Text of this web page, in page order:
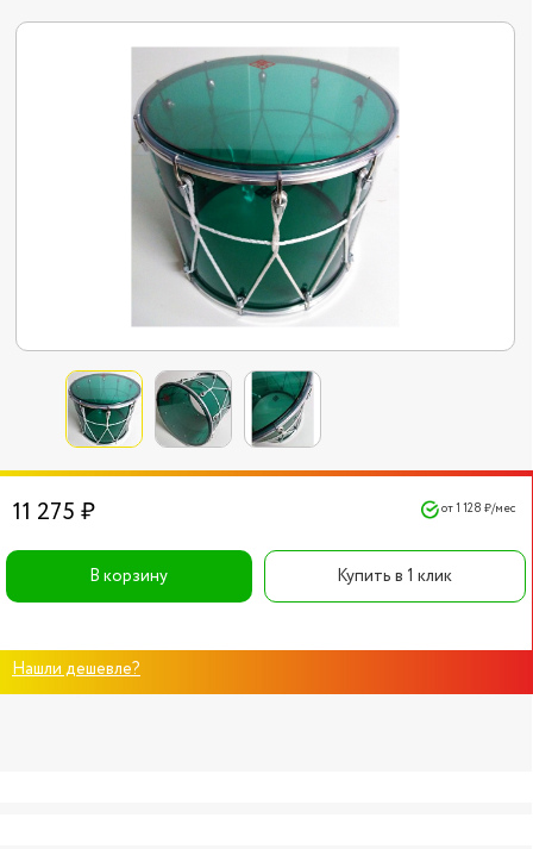
11 275 ₽ от 1 128 ₽/мес
В корзину Купить в 1 клик
Нашли дешевле?